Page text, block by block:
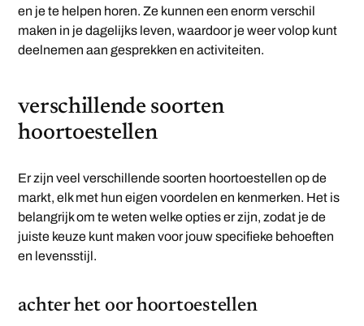
en je te helpen horen. Ze kunnen een enorm verschil
maken in je dagelijks leven, waardoor je weer volop kunt
deelnemen aan gesprekken en activiteiten.
verschillende soorten
hoortoestellen
Er zijn veel verschillende soorten hoortoestellen op de
markt, elk met hun eigen voordelen en kenmerken. Het is
belangrijk om te weten welke opties er zijn, zodat je de
juiste keuze kunt maken voor jouw specifieke behoeften
en levensstijl.
achter het oor hoortoestellen